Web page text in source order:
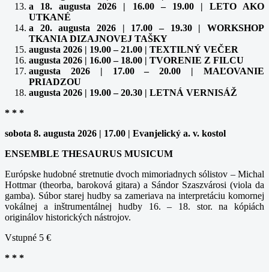
a 18. augusta 2026 | 16.00 – 19.00 | LETO AKO
UTKANÉ
a 20. augusta 2026 | 17.00 – 19.30 | WORKSHOP
TKANIA DIZAJNOVEJ TAŠKY
augusta 2026 | 19.00 – 21.00 | TEXTILNÝ VEČER
augusta 2026 | 16.00 – 18.00 | TVORENIE Z FILCU
augusta 2026 | 17.00 – 20.00 | MAĽOVANIE
PRIADZOU
augusta 2026 | 19.00 – 20.30 | LETNÁ VERNISÁŽ
* * *
sobota 8. augusta 2026 | 17.00 | Evanjelický a. v. kostol
ENSEMBLE THESAURUS MUSICUM
Európske hudobné stretnutie dvoch mimoriadnych sólistov – Michal
Hottmar (theorba, baroková gitara) a Sándor Szaszvárosi (viola da
gamba). Súbor starej hudby sa zameriava na interpretáciu komornej
vokálnej a inštrumentálnej hudby 16. – 18. stor. na kópiách
originálov historických nástrojov.
Vstupné 5 €
* * *